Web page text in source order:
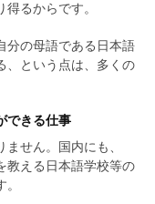
るからです。
分の母語である日本語
、という点は、多くの
できる仕事
せん。国内にも、
教える日本語学校等の